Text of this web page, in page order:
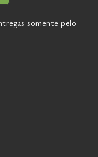
somente pelo